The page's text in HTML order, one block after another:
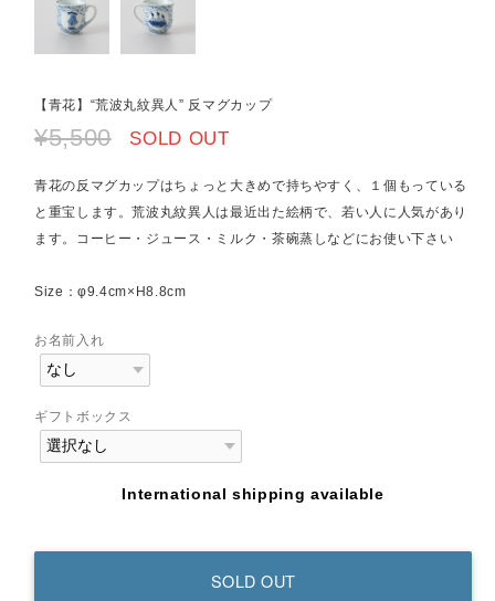
【青花】“荒波丸紋異人” 反マグカップ
¥5,500 SOLD OUT
青花の反マグカップはちょっと大きめで持ちやすく、１個もっている
と重宝します。荒波丸紋異人は最近出た絵柄で、若い人に人気があり
ます。コーヒー・ジュース・ミルク・茶碗蒸しなどにお使い下さい
Size：φ9.4cm×H8.8cm
お名前入れ
ギフトボックス
International shipping available
SOLD OUT